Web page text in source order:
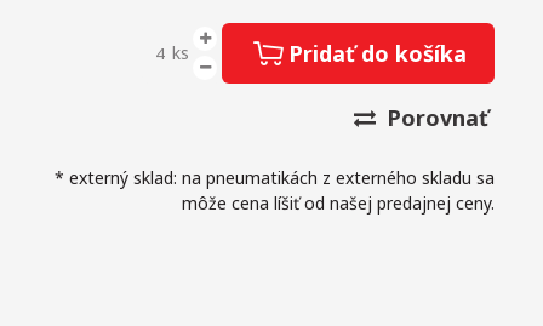
ks Pridať do košíka
Porovnať
* externý sklad: na pneumatikách z externého skladu sa
môže cena líšiť od našej predajnej ceny.